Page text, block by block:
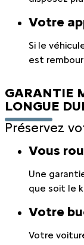
Votre
Si le
est
GARANTIE
LONGUE
Préservez
Vous
Une
que soit le
Votre
Votre